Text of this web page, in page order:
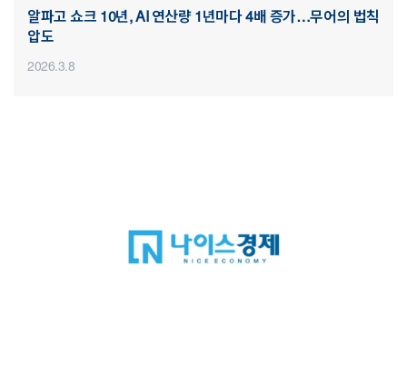
알파고 쇼크 10년, AI 연산량 1년마다 4배 증가…무어의 법칙
압도
2026.3.8